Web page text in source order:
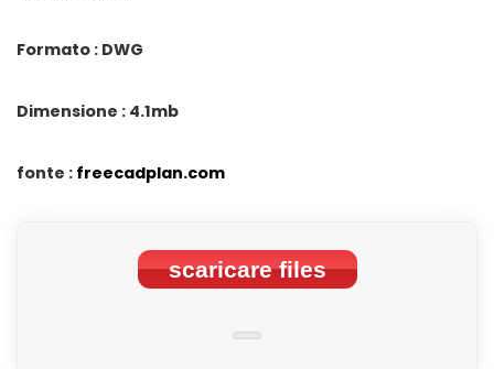
Formato : DWG
Dimensione : 4.1mb
fonte : freecadplan.com
scaricare files